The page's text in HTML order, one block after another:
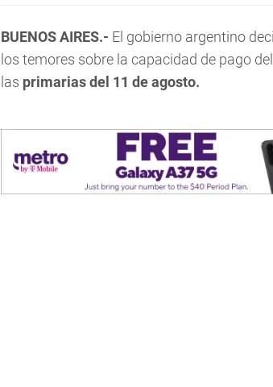
BUENOS AIRES.- El gobierno argentino
los temores sobre la capacidad de pago
las primarias del 11 de agosto.